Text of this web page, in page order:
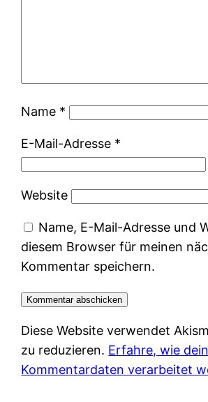
Name *
E-Mail-Adresse *
Website
Name, E-Mail-Adresse und
diesem Browser für meinen
Kommentar speichern.
Diese Website verwendet
zu reduzieren. Erfahre, wie
Kommentardaten verarbeitet